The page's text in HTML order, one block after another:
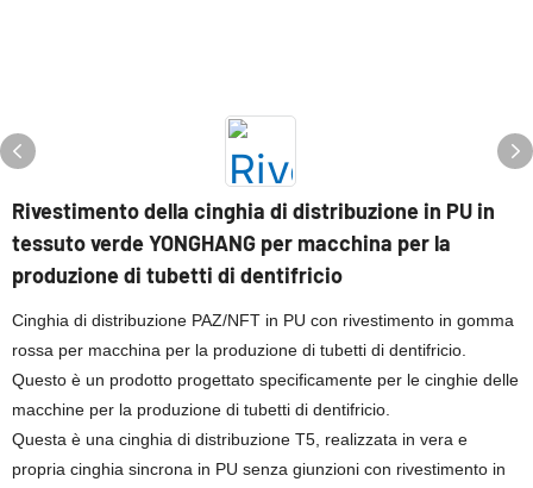
Rivestimento della cinghia di distribuzione in PU in
tessuto verde YONGHANG per macchina per la
produzione di tubetti di dentifricio
Cinghia di distribuzione PAZ/NFT in PU con rivestimento in gomma
rossa per macchina per la produzione di tubetti di dentifricio.
Questo è un prodotto progettato specificamente per le cinghie delle
macchine per la produzione di tubetti di dentifricio.
Questa è una cinghia di distribuzione T5, realizzata in vera e
propria cinghia sincrona in PU senza giunzioni con rivestimento in